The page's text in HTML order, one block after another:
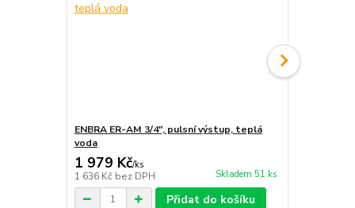
ENBRA ER-AM 3/4", pulsní výstup, teplá
voda
1 979 Kč/ks
1 636 Kč bez DPH Skladem 51 ks
Přidat do košíku